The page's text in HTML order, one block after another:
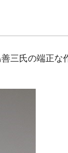
三氏の端正な